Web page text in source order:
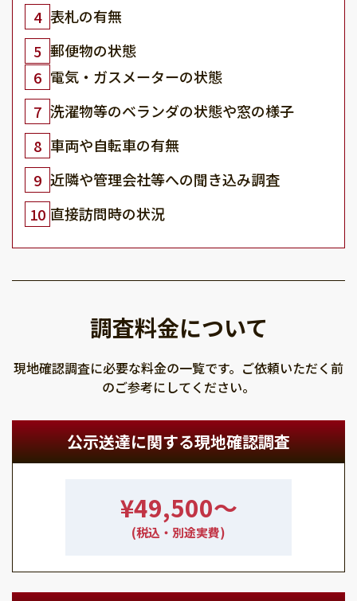
4 表札の有無
5 郵便物の状態
6 電気・ガスメーターの状態
7 洗濯物等のベランダの状態や窓の様子
8 車両や自転車の有無
9 近隣や管理会社等への聞き込み調査
10 直接訪問時の状況
調査料金について
現地確認調査に必要な料金の一覧です。ご依頼いただく前
のご参考にしてください。
公示送達に関する現地確認調査
¥49,500〜
(税込・別途実費)